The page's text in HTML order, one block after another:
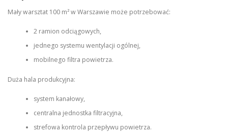
Mały warsztat 100 m² w Warszawie może potrzebować:
2 ramion odciągowych,
jednego systemu wentylacji ogólnej,
mobilnego filtra powietrza.
Duża hala produkcyjna:
system kanałowy,
centralna jednostka filtracyjna,
strefowa kontrola przepływu powietrza.